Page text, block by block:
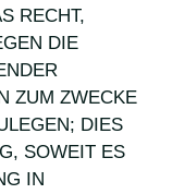
RECHT,
DIE
ZUM ZWECKE
DIES
SOWEIT ES
IN